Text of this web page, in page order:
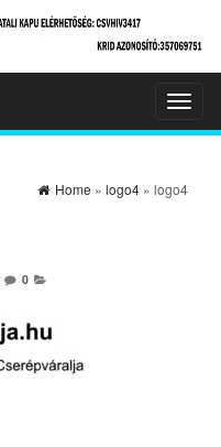
Home » logo4 » logo4
0